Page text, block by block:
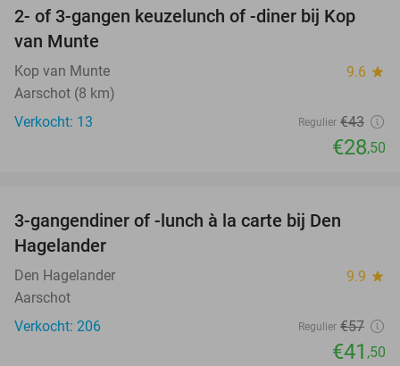
34%
2- of 3-gangen keuzelunch of -diner bij Kop
van Munte
Kop van Munte 9.6 star
Aarschot (8 km)
Verkocht: 13
Regulier €43
€28,50
3-gangendiner of -lunch à la carte bij Den
Hagelander
Den Hagelander 9.9 star
Aarschot
Verkocht: 206
Regulier €57
€41 ,50